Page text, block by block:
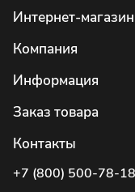
Интернет-магазин
Компания
Информация
Заказ товара
Контакты
+7 (800) 500-78-18